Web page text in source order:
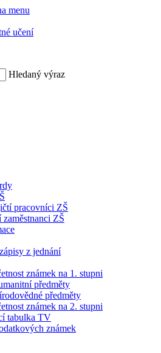
menu
učení
Hledaný výraz
pracovníci ZŠ
ZŠ
z jednání
známek na 1. stupni
předměty
předměty
známek na 2. stupni
tabulka TV
známek